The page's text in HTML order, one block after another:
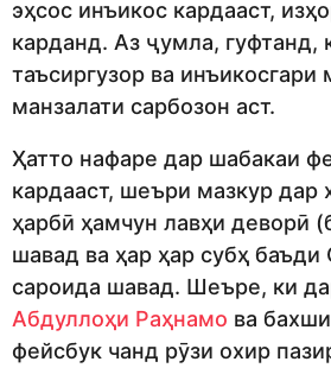
эҳсос инъикос кардааст,
карданд. Аз ҷумла, гуфтанд,
таъсиргузор ва инъикосгари
манзалати сарбозон аст.
Ҳатто нафаре дар шабакаи
кардааст, шеъри мазкур дар
ҳарбӣ ҳамчун лавҳи деворӣ
шавад ва ҳар ҳар субҳ
сароида шавад. Шеъре, ки
Абдуллоҳи Раҳнамо ва
фейсбук чанд рӯзи охир